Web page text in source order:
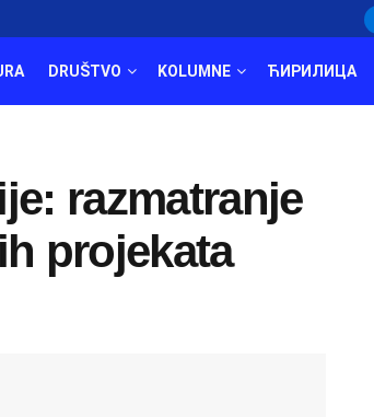
DRUŠTVO KOLUMNE ЋИРИЛИЦА
razmatranje
projekata